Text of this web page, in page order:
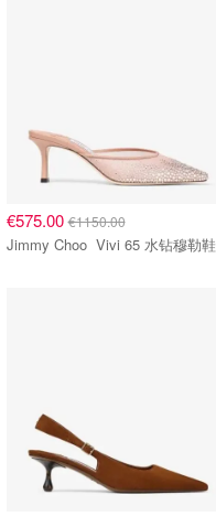
€575.00€1150.00
Jimmy Choo Vivi 65 水钻穆勒鞋